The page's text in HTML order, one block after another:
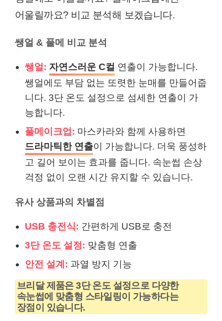
어울릴까요? 비교 분석해 보겠습니다.
쌩얼 & 풀메 비교 분석
쌩얼: 자연스러운 C컬 연출이 가능합니다.
쌩얼에도 부담 없는 또렷한 눈매를 만들어줍
니다. 3단 온도 설정으로 섬세한 연출이 가
능합니다.
풀메이크업: 마스카라와 함께 사용하면
드라마틱한 연출이 가능합니다. 더욱 풍성하
고 길어 보이는 효과를 줍니다. 속눈썹 손상
걱정 없이 오랜 시간 유지할 수 있습니다.
유사 상품과의 차별점
USB 충전식: 간편하게 USB로 충전
3단 온도 설정: 맞춤형 연출
안전 설계: 과열 방지 기능
브리달 제품은 3단 온도 설정으로 다양한
속눈썹에 맞춤형 스타일링이 가능하다는
장점이 있습니다.